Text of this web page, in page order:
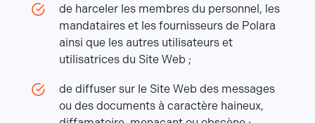
de harceler les membres du personnel, les
mandataires et les fournisseurs de Polara
ainsi que les autres utilisateurs et
utilisatrices du Site Web ;
de diffuser sur le Site Web des messages
ou des documents à caractère haineux,